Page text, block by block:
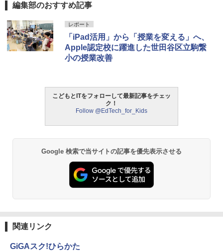
￥2,073
3
【くもん出版公式特別セット】くもん出
版(KUMON PUBLISHING) くもんの日本
地図パズル 日本の世界遺産すごろく付き
￥4,046
チ) ディズニー スティッチ エディション
対象年齢6歳から 数千点のキッズコンテ
ンツが1年間使い放題
￥26,980
3 仮面ライダー 改造人間 限定ケース版
￥4,290
つかめ！理科ダマン 12 最強ロボット決
￥1,320
みんな大好き！ ヤマザキパン シールBO
OK（重版：10月上旬発送） (TJMOOK)
3
物理実験モデル楽器電磁気教材を教える
ダルトンボード/ゴルトンボード物理学、
Galtonplatteの物理的な機器
エンジニアリングキット小さなカート -
クリエイティブトイビルド、シンプルな
ト、誕生日の楽しみ、イースターディス
カバリーを備えたインタラクティブサイ
エンスツール
￥849
編集部のおすすめ記事
レポート
「iPad活用」から「授業を変える」へ、
Apple認定校に躍進した世田谷区立駒繋
小の授業改善
こどもとITをフォローして最新記事をチェッ
ク！
Follow @EdTech_for_Kids
Google 検索で当サイトの記事を優先表示させる
関連リンク
GiGAスク!ひらかた